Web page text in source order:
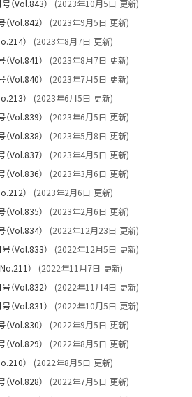
（Vol.843）
(2023年10月5日 更新)
Vol.842）
(2023年9月5日 更新)
）
(2023年8月7日 更新)
Vol.841）
(2023年8月7日 更新)
Vol.840）
(2023年7月5日 更新)
）
(2023年6月5日 更新)
Vol.839）
(2023年6月5日 更新)
Vol.838）
(2023年5月8日 更新)
Vol.837）
(2023年4月5日 更新)
Vol.836）
(2023年3月6日 更新)
）
(2023年2月6日 更新)
Vol.835）
(2023年2月6日 更新)
Vol.834）
(2022年12月23日 更新)
（Vol.833）
(2022年12月5日 更新)
）
(2022年11月7日 更新)
（Vol.832）
(2022年11月4日 更新)
（Vol.831）
(2022年10月5日 更新)
Vol.830）
(2022年9月5日 更新)
Vol.829）
(2022年8月5日 更新)
）
(2022年8月5日 更新)
Vol.828）
(2022年7月5日 更新)